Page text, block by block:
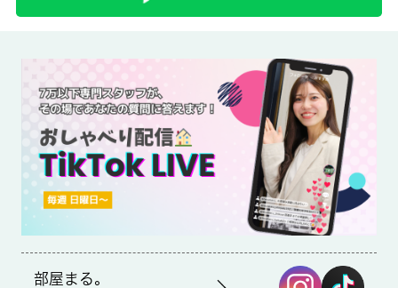
室内設備はエアコン・フローリングなどが揃っており、とても充
実しています。オートロック機能があるので来訪者は基本的に玄
関先まで来ることがなく安心して生活できます。この物件はバル
コニー付きでおすすめです。市川市エリアにある賃貸情報のこと
なら、地域に密着した当社へお任せ下さい。当社は、多種多様な
賃貸情報を取り扱っております。ご要望や不明な点などございま
部屋まる。